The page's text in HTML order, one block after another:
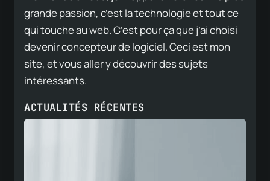
grande passion, c’est la technologie et tout ce
qui touche au web. C’est pour ça que j’ai choisi
devenir concepteur de logiciel. Ceci est mon
site, et vous aller y découvrir des sujets
intéressants.
ACTUALITÉS RÉCENTES